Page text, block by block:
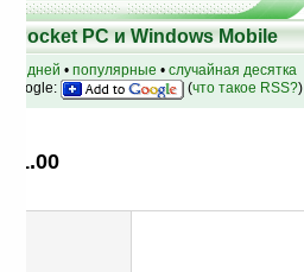
Pocket PC и Windows Mobile
за 7 дней • популярные • случайная десятка
Google: (что такое RSS?)